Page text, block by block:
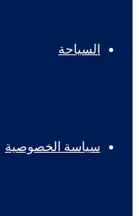
السياحة
سياسة الخصوصية